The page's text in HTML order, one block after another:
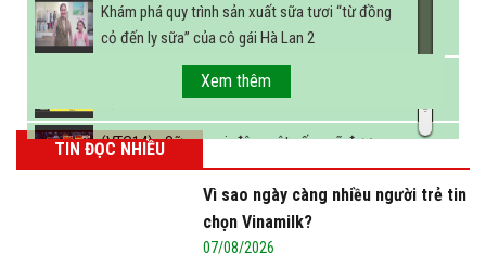
Khám phá quy trình sản xuất sữa tươi “từ đồng
cỏ đến ly sữa” của cô gái Hà Lan 2
FBNC - Ngành sữa hướng tới mục tiêu 3,4 tỷ lít
sữa vào năm 2025
(VTC14) - Sữa ngoại, động vật sống sẽ được
miễn thuế nhập khẩu
Xem thêm
TIN ĐỌC NHIỀU
Vì sao ngày càng nhiều người trẻ tin
chọn Vinamilk?
07/08/2026